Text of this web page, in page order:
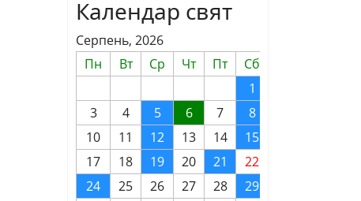
Календар свят
Серпень, 2026
Пн
Вт Ср Чт Пт Сб
1
3
4 5 6 7 8
10
11 12 13 14 15
17
18 19 20 21 22
24
25 26 27 28 29